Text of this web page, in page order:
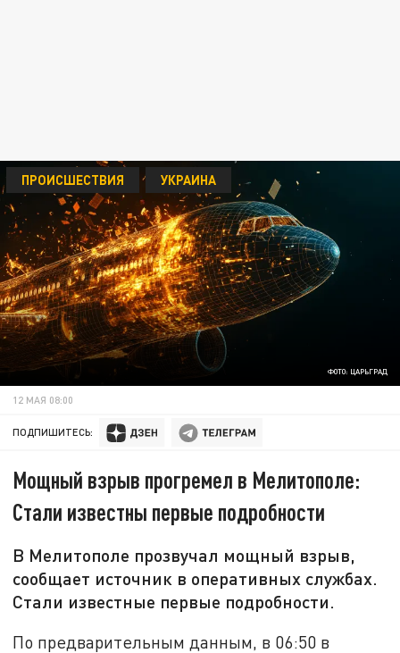
ФОТО: ЦАРЬГРАД
ПРОИСШЕСТВИЯ УКРАИНА
12 МАЯ 08:00
ПОДПИШИТЕСЬ:
Мощный взрыв прогремел в Мелитополе:
Стали известны первые подробности
В Мелитополе прозвучал мощный взрыв,
сообщает источник в оперативных службах.
Стали известные первые подробности.
По предварительным данным, в 06:50 в